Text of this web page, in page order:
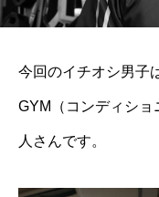
今回のイチオシ男子
GYM（コンディシ
人さんです。